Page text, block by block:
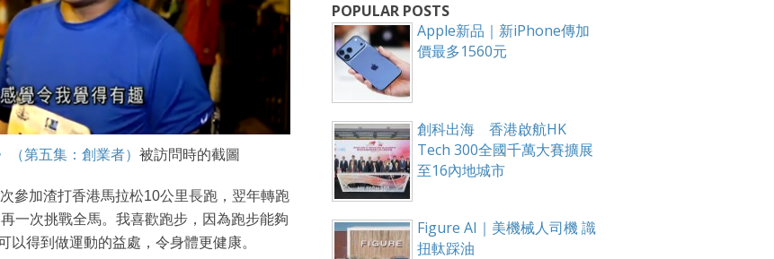
（第五集：創業者） 被訪問時的截圖
參加渣打香港馬拉松10公里長跑，翌年轉跑
一次挑戰全馬。我喜歡跑步，因為跑步能夠
得到做運動的益處，令身體更健康。
POPULAR POSTS
Apple新品｜新iPhone傳加
價最多1560元
創科出海 香港啟航HK
Tech 300全國千萬大賽擴展
至16內地城市
Figure AI｜美機械人司機 識
扭軚踩油